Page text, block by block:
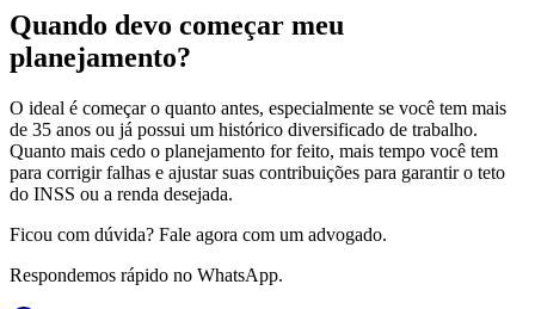
Quando devo começar meu
planejamento?
O ideal é começar o quanto antes, especialmente se você tem mais
de 35 anos ou já possui um histórico diversificado de trabalho.
Quanto mais cedo o planejamento for feito, mais tempo você tem
para corrigir falhas e ajustar suas contribuições para garantir o teto
do INSS ou a renda desejada.
Ficou com dúvida? Fale agora com um advogado.
Respondemos rápido no WhatsApp.